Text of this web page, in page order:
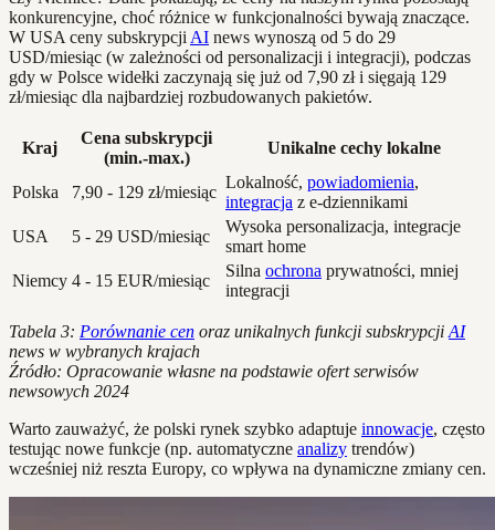
konkurencyjne, choć różnice w funkcjonalności bywają znaczące.
W USA ceny subskrypcji AI news wynoszą od 5 do 29
USD/miesiąc (w zależności od personalizacji i integracji), podczas
gdy w Polsce widełki zaczynają się już od 7,90 zł i sięgają 129
zł/miesiąc dla najbardziej rozbudowanych pakietów.
Kraj
Cena subskrypcji
(min.-max.)
Unikalne cechy lokalne
Polska 7,90 - 129 zł/miesiąc
Lokalność, powiadomienia,
integracja z e-dziennikami
USA
5 - 29 USD/miesiąc
Wysoka personalizacja, integracje
smart home
Niemcy 4 - 15 EUR/miesiąc
Silna ochrona prywatności, mniej
integracji
Tabela 3: Porównanie cen oraz unikalnych funkcji subskrypcji AI
news w wybranych krajach
Źródło: Opracowanie własne na podstawie ofert serwisów
newsowych 2024
Warto zauważyć, że polski rynek szybko adaptuje innowacje, często
testując nowe funkcje (np. automatyczne analizy trendów)
wcześniej niż reszta Europy, co wpływa na dynamiczne zmiany cen.